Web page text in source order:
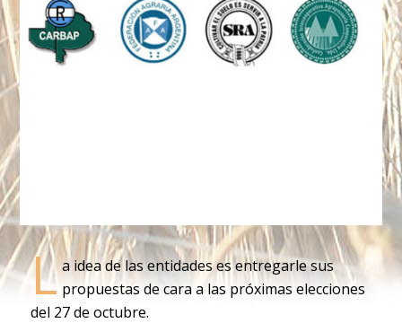
L a idea de las entidades es entregarle sus
propuestas de cara a las próximas elecciones
del 27 de octubre.